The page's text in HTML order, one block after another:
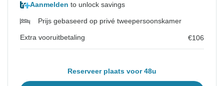
Aanmelden to unlock savings
Prijs gebaseerd op privé tweepersoonskamer
Extra vooruitbetaling €106
Reserveer plaats voor 48u